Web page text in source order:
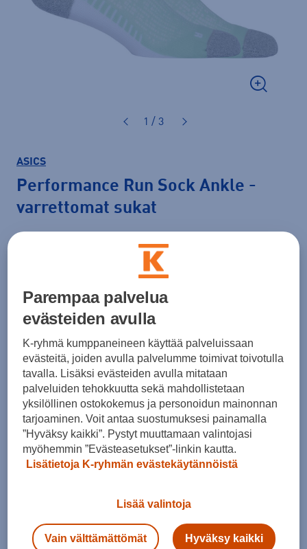
1 / 3
ASICS
Performance Run Sock Ankle -
varrettomat sukat
Koko
47 - 49
Kokotaulukko
Lisää ostoskoriin
Tarkista saatavuus ja tilaa myymälästä
Verkkokauppa: Ei saatavilla Myymälät: Saatavilla
Parempaa palvelua
evästeiden avulla
K-ryhmä kumppaneineen käyttää palveluissaan
evästeitä, joiden avulla palvelumme toimivat toivotulla
tavalla. Lisäksi evästeiden avulla mitataan
palveluiden tehokkuutta sekä mahdollistetaan
yksilöllinen ostokokemus ja personoidun mainonnan
tarjoaminen. Voit antaa suostumuksesi painamalla
”Hyväksy kaikki”. Pystyt muuttamaan valintojasi
myöhemmin ”Evästeasetukset”-linkin kautta.
Lisätietoja K-ryhmän evästekäytännöistä
Lisää valintoja
Vain välttämättömät Hyväksy kaikki